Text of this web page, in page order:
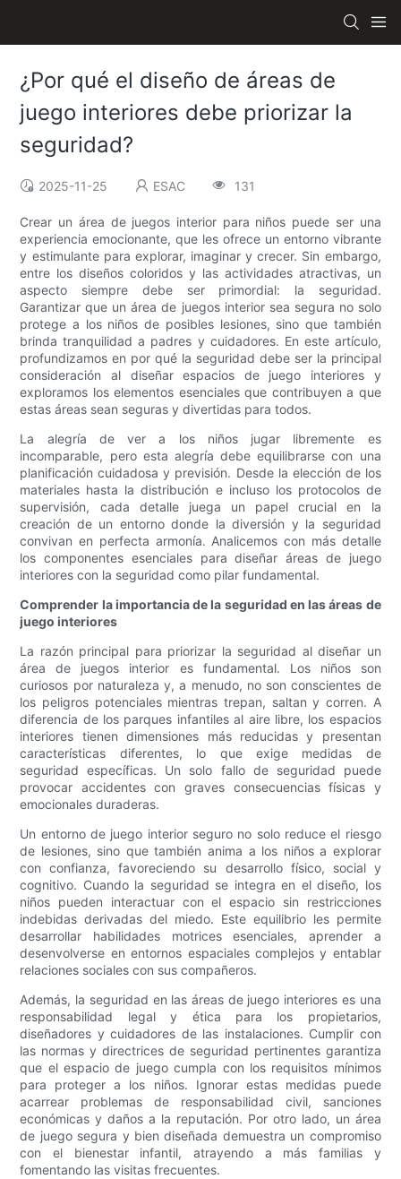
¿Por qué el diseño de áreas de
juego interiores debe priorizar la
seguridad?
2025-11-25 ESAC 131
Crear un área de juegos interior para niños puede ser una
experiencia emocionante, que les ofrece un entorno vibrante
y estimulante para explorar, imaginar y crecer. Sin embargo,
entre los diseños coloridos y las actividades atractivas, un
aspecto siempre debe ser primordial: la seguridad.
Garantizar que un área de juegos interior sea segura no solo
protege a los niños de posibles lesiones, sino que también
brinda tranquilidad a padres y cuidadores. En este artículo,
profundizamos en por qué la seguridad debe ser la principal
consideración al diseñar espacios de juego interiores y
exploramos los elementos esenciales que contribuyen a que
estas áreas sean seguras y divertidas para todos.
La alegría de ver a los niños jugar libremente es
incomparable, pero esta alegría debe equilibrarse con una
planificación cuidadosa y previsión. Desde la elección de los
materiales hasta la distribución e incluso los protocolos de
supervisión, cada detalle juega un papel crucial en la
creación de un entorno donde la diversión y la seguridad
convivan en perfecta armonía. Analicemos con más detalle
los componentes esenciales para diseñar áreas de juego
interiores con la seguridad como pilar fundamental.
Comprender la importancia de la seguridad en las áreas de
juego interiores
La razón principal para priorizar la seguridad al diseñar un
área de juegos interior es fundamental. Los niños son
curiosos por naturaleza y, a menudo, no son conscientes de
los peligros potenciales mientras trepan, saltan y corren. A
diferencia de los parques infantiles al aire libre, los espacios
interiores tienen dimensiones más reducidas y presentan
características diferentes, lo que exige medidas de
seguridad específicas. Un solo fallo de seguridad puede
provocar accidentes con graves consecuencias físicas y
emocionales duraderas.
Un entorno de juego interior seguro no solo reduce el riesgo
de lesiones, sino que también anima a los niños a explorar
con confianza, favoreciendo su desarrollo físico, social y
cognitivo. Cuando la seguridad se integra en el diseño, los
niños pueden interactuar con el espacio sin restricciones
indebidas derivadas del miedo. Este equilibrio les permite
desarrollar habilidades motrices esenciales, aprender a
desenvolverse en entornos espaciales complejos y entablar
relaciones sociales con sus compañeros.
Además, la seguridad en las áreas de juego interiores es una
responsabilidad legal y ética para los propietarios,
diseñadores y cuidadores de las instalaciones. Cumplir con
las normas y directrices de seguridad pertinentes garantiza
que el espacio de juego cumpla con los requisitos mínimos
para proteger a los niños. Ignorar estas medidas puede
acarrear problemas de responsabilidad civil, sanciones
económicas y daños a la reputación. Por otro lado, un área
de juego segura y bien diseñada demuestra un compromiso
con el bienestar infantil, atrayendo a más familias y
fomentando las visitas frecuentes.